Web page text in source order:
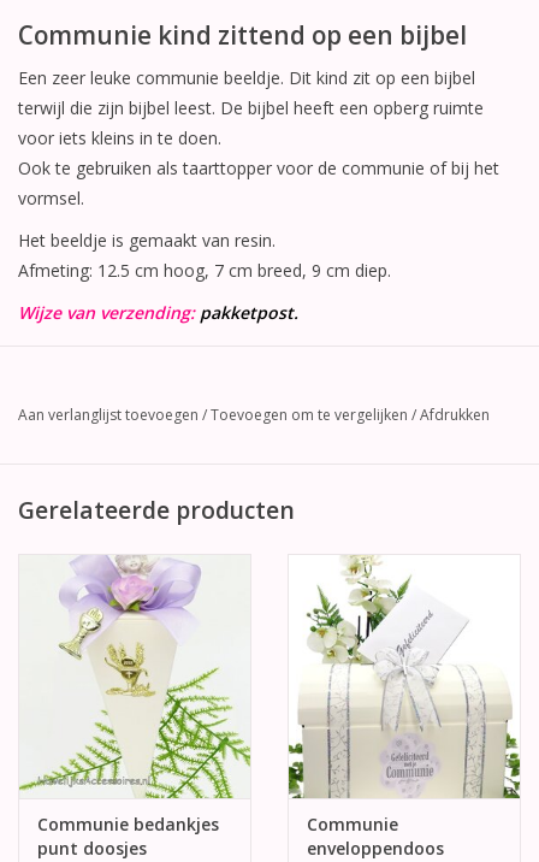
Communie kind zittend op een bijbel
Een zeer leuke communie beeldje. Dit kind zit op een bijbel
terwijl die zijn bijbel leest. De bijbel heeft een opberg ruimte
voor iets kleins in te doen.
Ook te gebruiken als taarttopper voor de communie of bij het
vormsel.
Het beeldje is gemaakt van resin.
Afmeting: 12.5 cm hoog, 7 cm breed, 9 cm diep.
Wijze van verzending: pakketpost.
Aan verlanglijst toevoegen /Toevoegen om te vergelijken /Afdrukken
Gerelateerde producten
Communie bedankjes
punt doosjes
Communie
enveloppendoos